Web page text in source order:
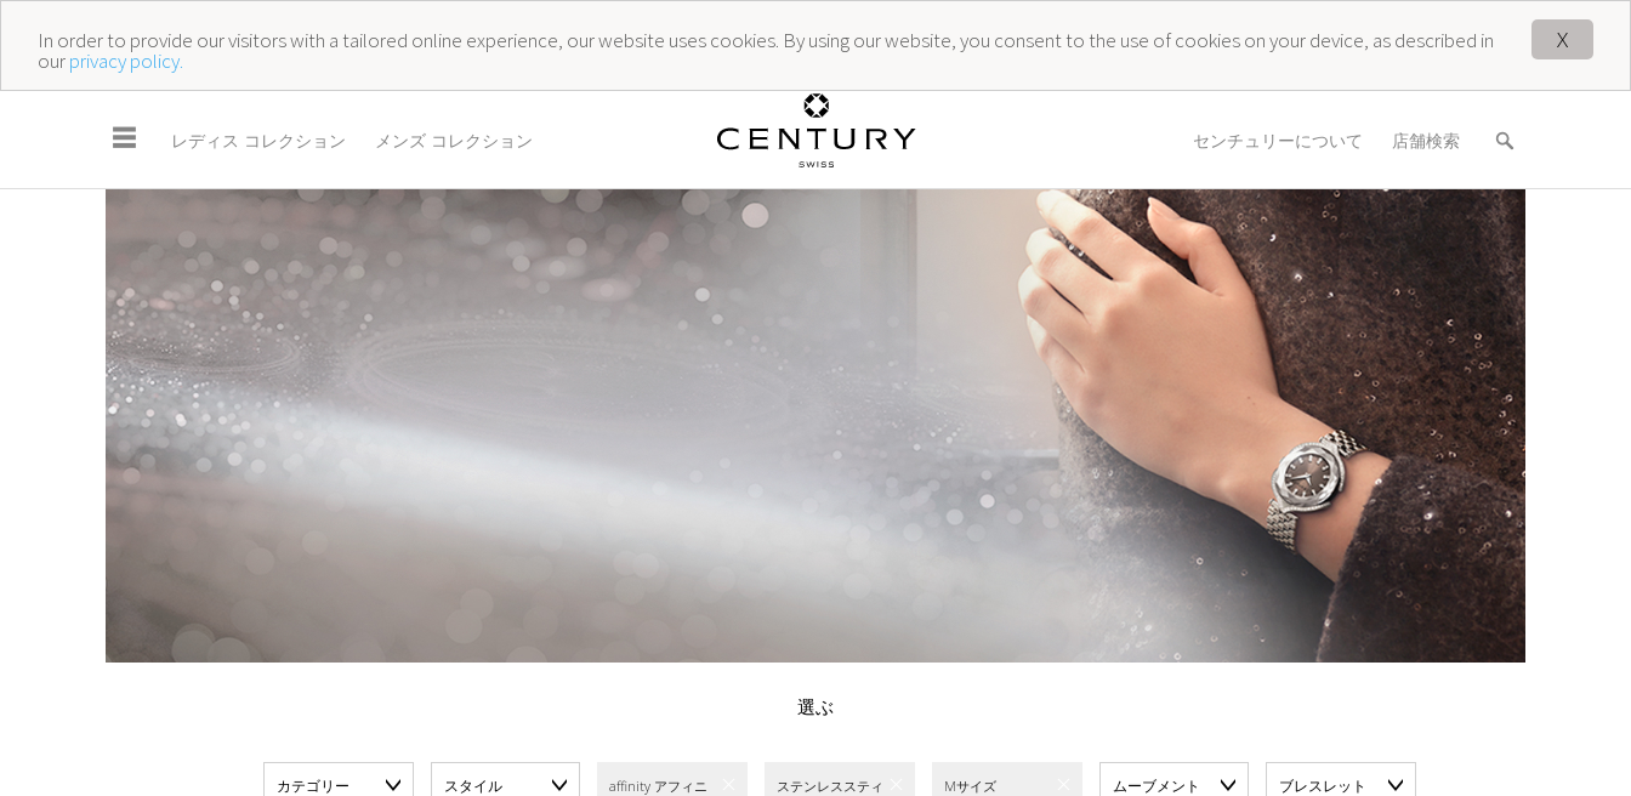
X
In order to provide our visitors with a tailored online experience, our website uses cookies. By using our website, you consent to the use of cookies on your device, as described in
ourprivacy policy.
☰ レディス コレクション メンズ コレクション センチュリーについて 店舗検索
選ぶ
カテゴリー スタイル
affinity アフィニ
ステンレススティ
Mサイズ ムーブメント ブレスレット